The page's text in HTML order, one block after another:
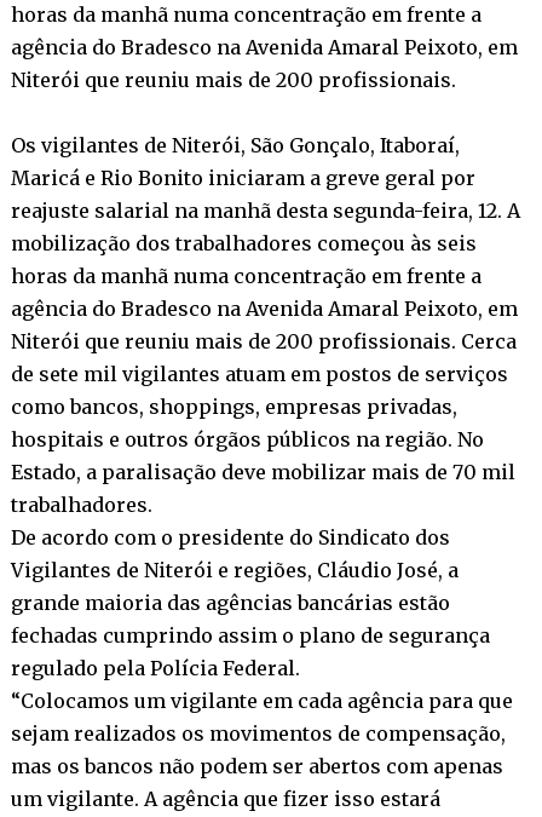
horas da manhã numa concentração em frente a
agência do Bradesco na Avenida Amaral Peixoto, em
Niterói que reuniu mais de 200 profissionais.
Os vigilantes de Niterói, São Gonçalo, Itaboraí,
Maricá e Rio Bonito iniciaram a greve geral por
reajuste salarial na manhã desta segunda-feira, 12. A
mobilização dos trabalhadores começou às seis
horas da manhã numa concentração em frente a
agência do Bradesco na Avenida Amaral Peixoto, em
Niterói que reuniu mais de 200 profissionais. Cerca
de sete mil vigilantes atuam em postos de serviços
como bancos, shoppings, empresas privadas,
hospitais e outros órgãos públicos na região. No
Estado, a paralisação deve mobilizar mais de 70 mil
trabalhadores.
De acordo com o presidente do Sindicato dos
Vigilantes de Niterói e regiões, Cláudio José, a
grande maioria das agências bancárias estão
fechadas cumprindo assim o plano de segurança
regulado pela Polícia Federal.
“Colocamos um vigilante em cada agência para que
sejam realizados os movimentos de compensação,
mas os bancos não podem ser abertos com apenas
um vigilante. A agência que fizer isso estará